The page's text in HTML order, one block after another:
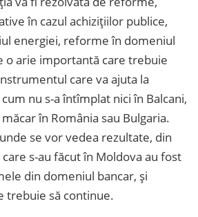
în cazul achizițiilor publice,
energiei, reforme în domeniul
o arie importantă care trebuie
care va ajuta la
nu s-a întîmplat nici în Balcani,
în România sau Bulgaria.
se vor vedea rezultate, din
s-au făcut în Moldova au fost
din domeniul bancar, și
trebuie să continue.